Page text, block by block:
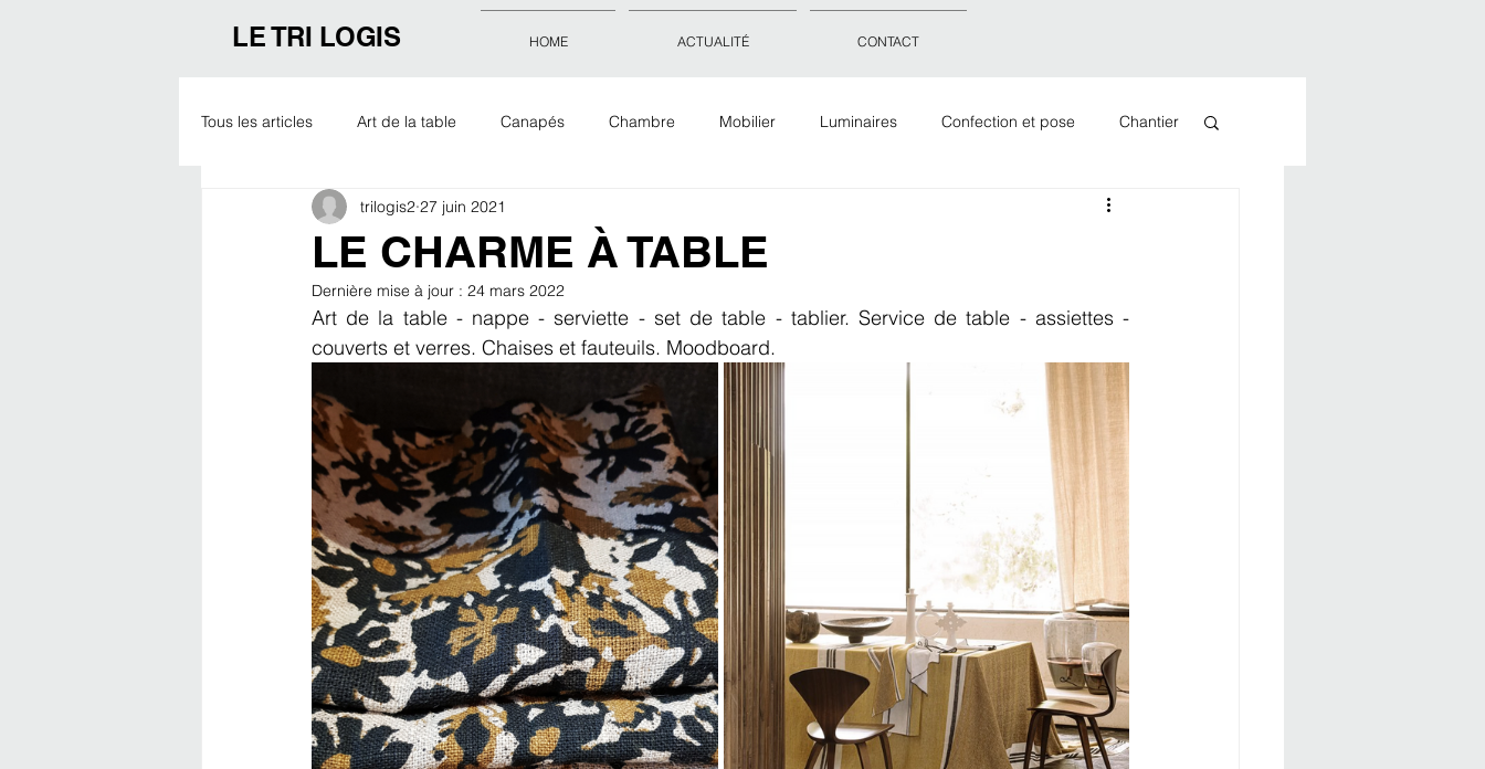
LE TRI LOGIS HOME ACTUALITÉ CONTACT
Tous les articles Art de la table Canapés Chambre Mobilier Luminaires Confection et pose Chantier
Noël Expo
LE CHARME À TABLE
trilogis2 27 juin 2021
Dernière mise à jour : 24 mars 2022
Art de la table - nappe - serviette - set de table - tablier. Service de table - assiettes -
couverts et verres. Chaises et fauteuils. Moodboard.